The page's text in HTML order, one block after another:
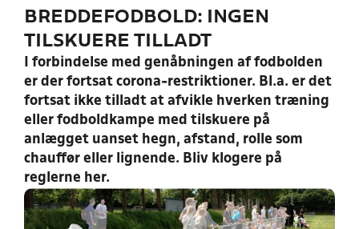
HOLD
BREDDEFODBOLD: INGEN
TILSKUERE TILLADT
I forbindelse med genåbningen af fodbolden
er der fortsat corona-restriktioner. Bl.a. er det
fortsat ikke tilladt at afvikle hverken træning
eller fodboldkampe med tilskuere på
anlægget uanset hegn, afstand, rolle som
chauffør eller lignende. Bliv klogere på
reglerne her.